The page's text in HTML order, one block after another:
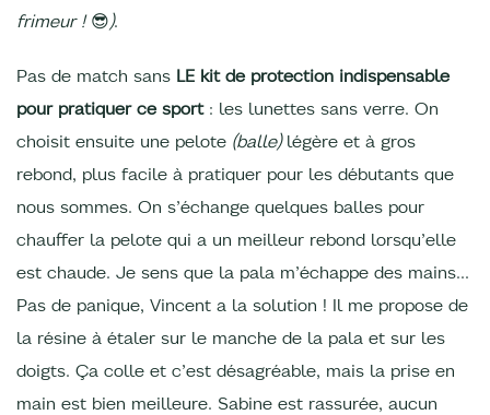
frimeur ! 😎).
Pas de match sans LE kit de protection indispensable
pour pratiquer ce sport: les lunettes sans verre. On
choisit ensuite une pelote (balle)légère et à gros
rebond, plus facile à pratiquer pour les débutants que
nous sommes. On s’échange quelques balles pour
chauffer la pelote qui a un meilleur rebond lorsqu’elle
est chaude. Je sens que la pala m’échappe des mains…
Pas de panique, Vincent a la solution ! Il me propose de
la résine à étaler sur le manche de la pala et sur les
doigts. Ça colle et c’est désagréable, mais la prise en
main est bien meilleure. Sabine est rassurée, aucun